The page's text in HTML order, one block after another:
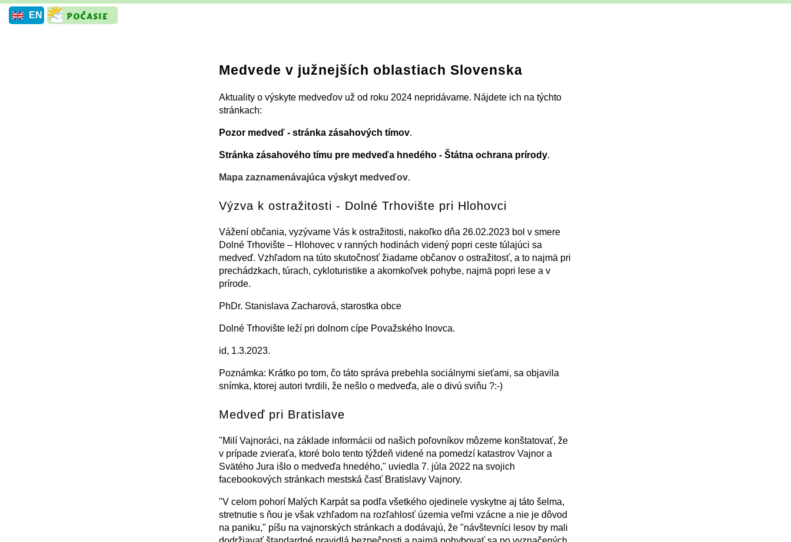
EN
Medvede v južnejších oblastiach Slovenska
Aktuality o výskyte medveďov už od roku 2024 nepridávame. Nájdete ich na týchto
stránkach:
Pozor medveď - stránka zásahových tímov.
Stránka zásahového tímu pre medveďa hnedého - Štátna ochrana prírody.
Mapa zaznamenávajúca výskyt medveďov.
Výzva k ostražitosti - Dolné Trhovište pri Hlohovci
Vážení občania, vyzývame Vás k ostražitosti, nakoľko dňa 26.02.2023 bol v smere
Dolné Trhovište – Hlohovec v ranných hodinách videný popri ceste túlajúci sa
medveď. Vzhľadom na túto skutočnosť žiadame občanov o ostražitosť, a to najmä pri
prechádzkach, túrach, cykloturistike a akomkoľvek pohybe, najmä popri lese a v
prírode.
PhDr. Stanislava Zacharová, starostka obce
Dolné Trhovište leží pri dolnom cípe Považského Inovca.
id, 1.3.2023.
Poznámka: Krátko po tom, čo táto správa prebehla sociálnymi sieťami, sa objavila
snímka, ktorej autori tvrdili, že nešlo o medveďa, ale o divú sviňu ?:-)
Medveď pri Bratislave
"Milí Vajnoráci, na základe informácii od našich poľovníkov môzeme konštatovať, že
v prípade zvieraťa, ktoré bolo tento týždeň videné na pomedzí katastrov Vajnor a
Svätého Jura išlo o medveďa hnedého," uviedla 7. júla 2022 na svojich
facebookových stránkach mestská časť Bratislavy Vajnory.
"V celom pohorí Malých Karpát sa podľa všetkého ojedinele vyskytne aj táto šelma,
stretnutie s ňou je však vzhľadom na rozľahlosť územia veľmi vzácne a nie je dôvod
na paniku," píšu na vajnorských stránkach a dodávajú, že "návštevníci lesov by mali